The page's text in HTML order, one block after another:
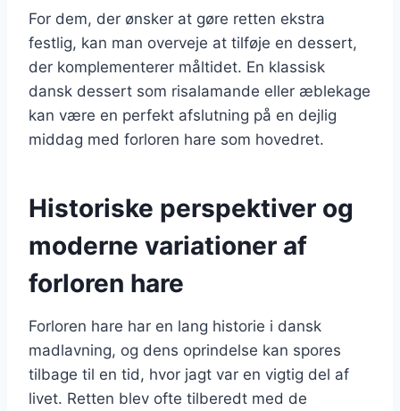
For dem, der ønsker at gøre retten ekstra
festlig, kan man overveje at tilføje en dessert,
der komplementerer måltidet. En klassisk
dansk dessert som risalamande eller æblekage
kan være en perfekt afslutning på en dejlig
middag med forloren hare som hovedret.
Historiske perspektiver og
moderne variationer af
forloren hare
Forloren hare har en lang historie i dansk
madlavning, og dens oprindelse kan spores
tilbage til en tid, hvor jagt var en vigtig del af
livet. Retten blev ofte tilberedt med de